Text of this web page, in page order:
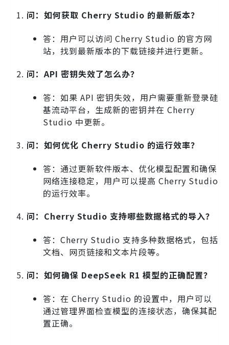
问：如何获取 Cherry Studio 的最新版本？
答：用户可以访问 Cherry Studio 的官方网
站，找到最新版本的下载链接并进行更新。
问：API 密钥失效了怎么办？
答：如果 API 密钥失效，用户需要重新登录硅
基流动平台，生成新的密钥并在 Cherry
Studio 中更新。
问：如何优化 Cherry Studio 的运行效率？
答：通过更新软件版本、优化模型配置和确保
网络连接稳定，用户可以提高 Cherry Studio
的运行效率。
问：Cherry Studio 支持哪些数据格式的导入？
答：Cherry Studio 支持多种数据格式，包括
文档、网页链接和文本片段等。
问：如何确保 DeepSeek R1 模型的正确配置？
答：在 Cherry Studio 的设置中，用户可以
通过管理界面检查模型的连接状态，确保其配
置正确。